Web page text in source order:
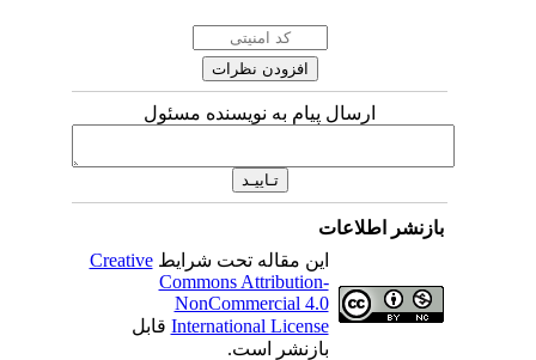
ارسال پیام به نویسنده مسئول
بازنشر اطلاعات
این مقاله تحت شرایطCreative
Commons Attribution-
NonCommercial 4.0
International Licenseقابل
بازنشر است.